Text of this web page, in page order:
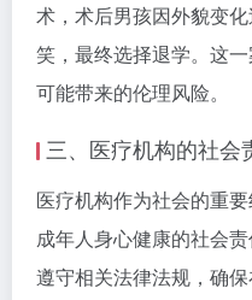
术，术后男孩因外貌变
笑，最终选择退学。这
可能带来的伦理风险。
三、医疗机构的社会
医疗机构作为社会的重
成年人身心健康的社会
遵守相关法律法规，确